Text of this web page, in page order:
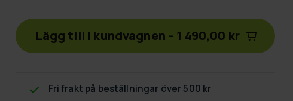
Lägg till i kundvagnen – 1 490,00 kr
Fri frakt på beställningar över 500 kr